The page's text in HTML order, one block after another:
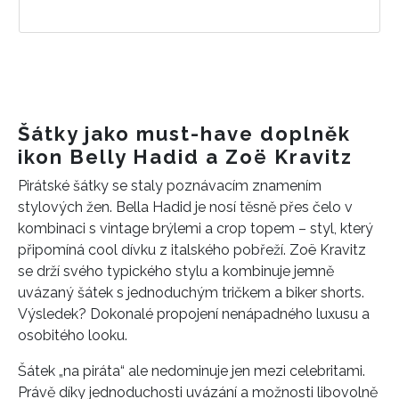
Šátky jako must-have doplněk
ikon Belly Hadid a Zoë Kravitz
Pirátské šátky se staly poznávacím znamením
stylových žen. Bella Hadid je nosí těsně přes čelo v
kombinaci s vintage brýlemi a crop topem – styl, který
připomíná cool dívku z italského pobřeží. Zoë Kravitz
se drží svého typického stylu a kombinuje jemně
uvázaný šátek s jednoduchým tričkem a biker shorts.
Výsledek? Dokonalé propojení nenápadného luxusu a
osobitého looku.
Šátek „na piráta“ ale nedominuje jen mezi celebritami.
Právě díky jednoduchosti uvázání a možnosti libovolně